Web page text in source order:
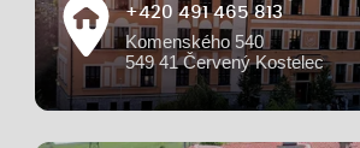
+420 491 465 813
Komenského 540
549 41 Červený Kostelec